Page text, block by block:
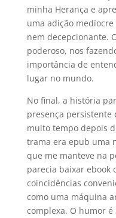
minha Herança e
uma adição
nem decepcionante.
poderoso, nos
importância de
lugar no mundo.
No final, a história
presença persistente
muito tempo depois
trama era epub uma
que me manteve na
parecia baixar ebook
coincidências
como uma máquina
complexa. O humor